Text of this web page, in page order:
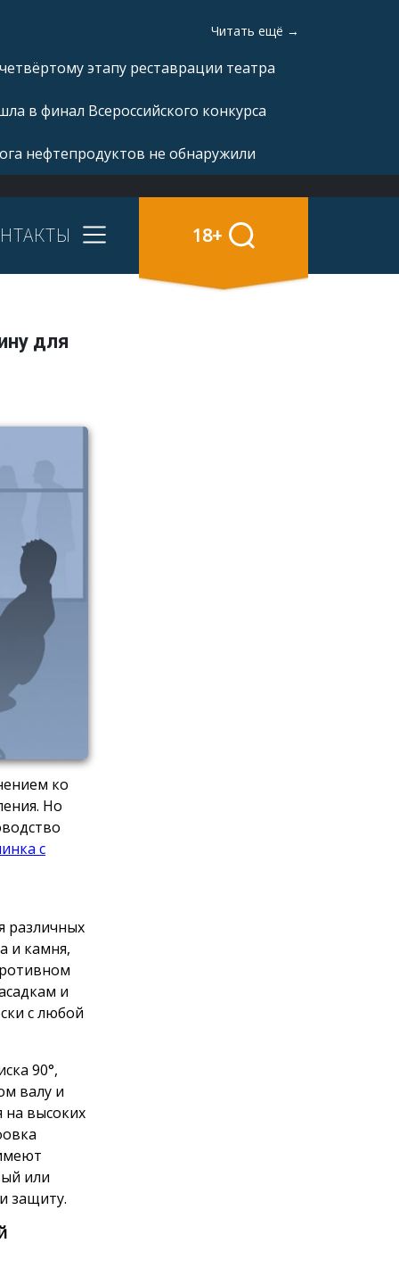
Читать ещё →
этапу реставрации театра
в финал Всероссийского конкурса
нефтепродуктов не обнаружили
18+
для
ко
Но
с
различных
и камня,
и
с любой
90°,
валу и
на высоких
или
защиту.